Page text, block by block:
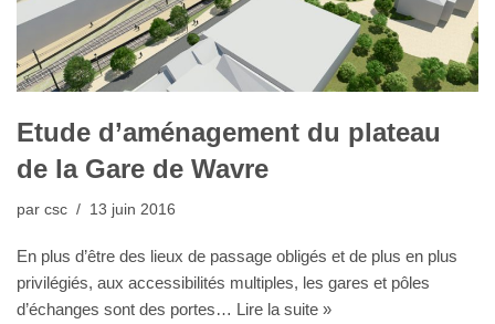
Etude d’aménagement du plateau
de la Gare de Wavre
par csc 13 juin 2016
En plus d’être des lieux de passage obligés et de plus en plus
privilégiés, aux accessibilités multiples, les gares et pôles
d’échanges sont des portes… Lire la suite »